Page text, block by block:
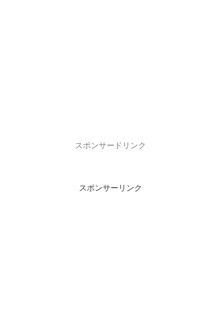
スポンサードリンク
スポンサーリンク